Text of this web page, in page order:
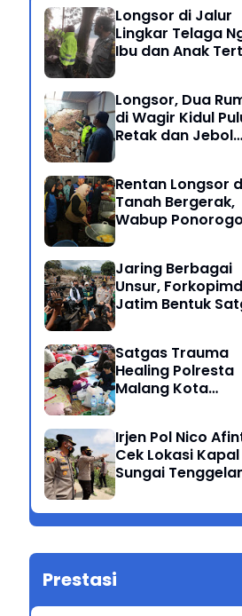
Longsor di Jalur
Lingkar Telaga
Ibu dan Anak
Longsor, Dua
di Wagir Kidul
Retak dan Jebol
Rentan Longsor
Tanah Bergerak,
Wabup Ponorogo
Pengungsian
Jaring Berbagai
Unsur,
Jatim Bentuk
Satgas Trauma
Healing Polresta
Malang Kota
Bandang
Irjen Pol Nico
Cek Lokasi Kapal
Sungai
Tuban
Prestasi